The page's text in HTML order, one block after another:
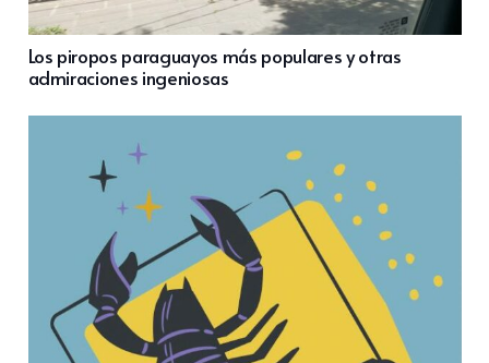
Los piropos paraguayos más populares y otras
admiraciones ingeniosas